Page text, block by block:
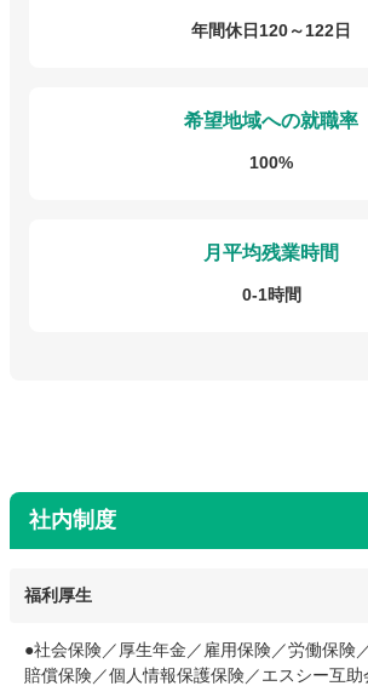
年間休日120～122日
希望地域への就職率
100%
月平均残業時間
0-1時間
社内制度
福利厚生
●社会保険／厚生年金／雇用保険／労働保険
賠償保険／個人情報保護保険／エスシー互助